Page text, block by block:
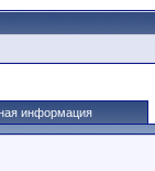
информация